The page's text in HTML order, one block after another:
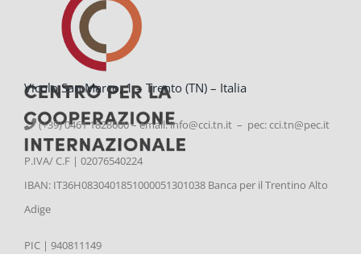
Vicolo San Marco, 1 – Trento (TN) – Italia
(+39) 0461 1828600 – email:info@cci.tn.it – pec: cci.tn@pec.it
P.IVA/ C.F | 02076540224
IBAN: IT36H0830401851000051301038 Banca per il Trentino Alto
Adige
PIC | 940811149